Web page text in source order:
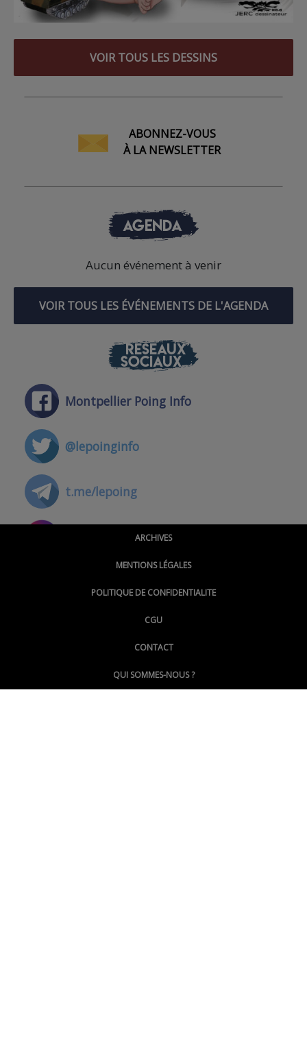
VOIR TOUS LES DESSINS
ABONNEZ-VOUS
À LA NEWSLETTER
AGENDA
Aucun événement à venir
VOIR TOUS LES ÉVÉNEMENTS DE L'AGENDA
RÉSEAUX
SOCIAUX
Montpellier Poing Info
@lepoinginfo
t.me/lepoing
@montpellierpoinginfo
@LePoingMontpellier
ARCHIVES
MENTIONS LÉGALES
POLITIQUE DE CONFIDENTIALITE
CGU
CONTACT
QUI SOMMES-NOUS ?